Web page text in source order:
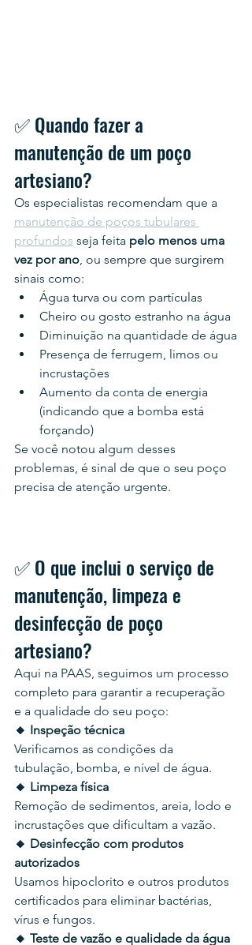
✅ Quando fazer a
manutenção de um poço
artesiano?
Os especialistas recomendam que a
manutenção de poços tubulares
profundos seja feita pelo menos uma
vez por ano, ou sempre que surgirem
sinais como:
Água turva ou com partículas
Cheiro ou gosto estranho na água
Diminuição na quantidade de água
Presença de ferrugem, limos ou
incrustações
Aumento da conta de energia
(indicando que a bomba está
forçando)
Se você notou algum desses
problemas, é sinal de que o seu poço
precisa de atenção urgente.
✅ O que inclui o serviço de
manutenção, limpeza e
desinfecção de poço
artesiano?
Aqui na PAAS, seguimos um processo
completo para garantir a recuperação
e a qualidade do seu poço:
🔸 Inspeção técnica
Verificamos as condições da
tubulação, bomba, e nível de água.
🔸 Limpeza física
Remoção de sedimentos, areia, lodo e
incrustações que dificultam a vazão.
🔸 Desinfecção com produtos
autorizados
Usamos hipoclorito e outros produtos
certificados para eliminar bactérias,
vírus e fungos.
🔸 Teste de vazão e qualidade da água